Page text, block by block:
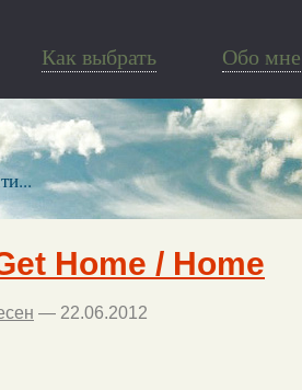
Как выбрать Обо мне
Home / Home
— 22.06.2012